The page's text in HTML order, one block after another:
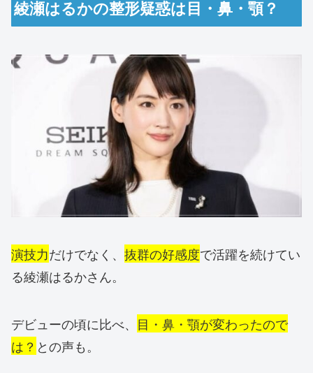
綾瀬はるかの整形疑惑は目・鼻・顎？
演技力だけでなく、 抜群の好感度で活躍を続けてい
る綾瀬はるかさん。
デビューの頃に比べ、 目・鼻・顎が変わったので
は？ との声も。